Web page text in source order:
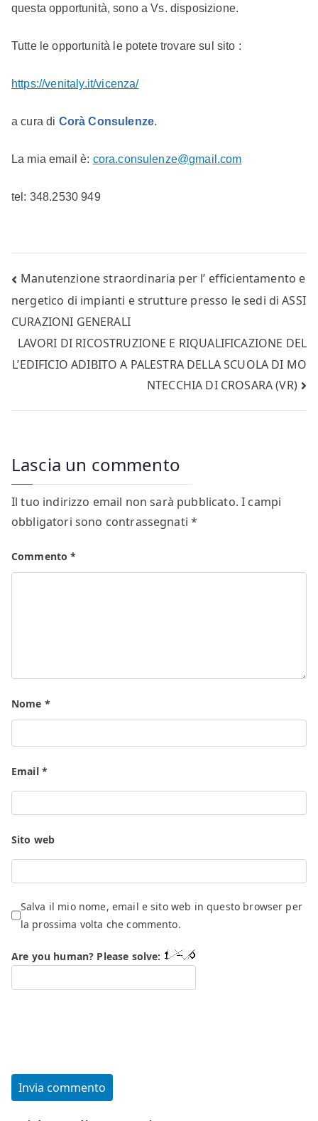
questa opportunità, sono a Vs. disposizione.
Tutte le opportunità le potete trovare sul sito :
https://venitaly.it/vicenza/
a cura di CoràConsulenze.
La mia email è: cora.consulenze@gmail.com
tel: 348.2530 949
Navigazione
articoli
Manutenzione straordinaria per l’ efficientamento e
nergetico di impianti e strutture presso le sedi di ASSI
CURAZIONI GENERALI
LAVORI DI RICOSTRUZIONE E RIQUALIFICAZIONE DEL
L’EDIFICIO ADIBITO A PALESTRA DELLA SCUOLA DI MO
NTECCHIA DI CROSARA (VR)
Lascia un commento
Il tuo indirizzo email non sarà pubblicato. I campi
obbligatori sono contrassegnati*
Commento*
Nome *
Email *
Sito web
Salva il mio nome, email e sito web in questo browser per
la prossima volta che commento.
Are you human? Please solve: